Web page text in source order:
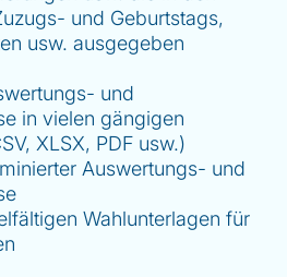
und Geburtstags,
usw. ausgegeben
und
in vielen gängigen
XLSX, PDF usw.)
Auswertungs- und
Wahlunterlagen für